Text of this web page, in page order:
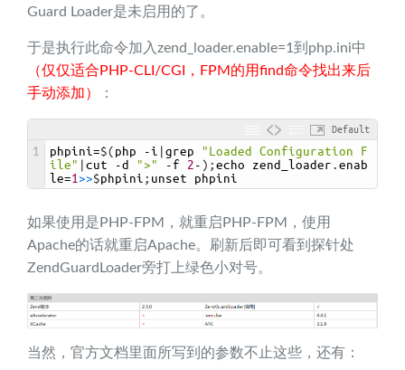
Guard Loader是未启用的了。
于是执行此命令加入zend_loader.enable=1到php.ini中
（仅仅适合PHP-CLI/CGI，FPM的用find命令找出来后
手动添加）
：
Default
1 phpini=$( php -i grep
"Loaded Configuration F
ile"
cut -d ">" - f 2 - ) ; echo zend_loader . enab
le=1 >>$phpini ; unset phpini
如果使用是PHP-FPM，就重启PHP-FPM，使用
Apache的话就重启Apache。刷新后即可看到探针处
ZendGuardLoader旁打上绿色小对号。
当然，官方文档里面所写到的参数不止这些，还有：